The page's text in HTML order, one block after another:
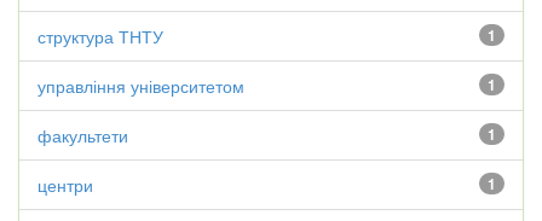
1
структура ТНТУ
1
управління університетом
1
факультети
1
центри